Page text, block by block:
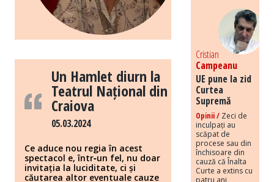
Un Hamlet diurn la
Teatrul Național din
Craiova
05.03.2024
Ce aduce nou regia în acest
spectacol e, într‑un fel, nu doar
invitația la luciditate, ci și
căutarea altor eventuale cauze
Cristian
Campeanu
UE pune la zid
Curtea
Supremă
Opinii / Zeci de
inculpați au
scăpat de
procese sau din
închisoare din
cauză că Înalta
Curte a extins cu
patru ani